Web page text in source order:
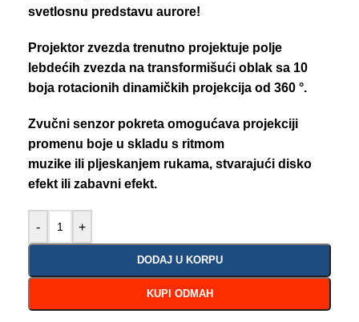
svetlosnu predstavu aurore!
Projektor zvezda trenutno projektuje polje
lebdećih zvezda na transformišući oblak sa 10
boja rotacionih dinamičkih projekcija od 360 °.
Zvučni senzor pokreta omogućava projekciji
promenu boje u skladu s ritmom
muzike ili pljeskanjem rukama, stvarajući disko
efekt ili zabavni efekt.
- +
DODAJ U KORPU
KUPI ODMAH